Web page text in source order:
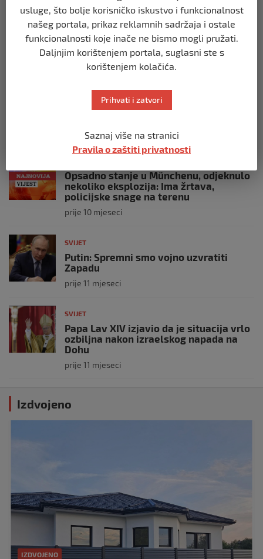
primio islam nakon što su izraelske
snage prekinule molitvu njegove
posade
prije 10 mjeseci
Brod “Mikeno” probio izraelsku blokadu
i uplovio u Gazu – kapetan iz Sarajeva
prije 10 mjeseci
Opsadno stanje u Münchenu, odjeknulo
nekoliko eksplozija: Ima žrtava,
policijske snage na terenu
prije 10 mjeseci
SVIJET
Putin: Spremni smo vojno uzvratiti
Zapadu
prije 11 mjeseci
SVIJET
Papa Lav XIV izjavio da je situacija vrlo
ozbiljna nakon izraelskog napada na
Dohu
prije 11 mjeseci
Izdvojeno
IZDVOJENO
usluge, što bolje korisničko iskustvo i funkcionalnost
našeg portala, prikaz reklamnih sadržaja i ostale
funkcionalnosti koje inače ne bismo mogli pružati.
Daljnjim korištenjem portala, suglasni ste s
korištenjem kolačića.
Prihvati i zatvori
Saznaj više na stranici
Pravila o zaštiti privatnosti